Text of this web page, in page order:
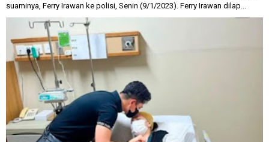
suaminya, Ferry Irawan ke polisi, Senin (9/1/2023). Ferry Irawan dilap...